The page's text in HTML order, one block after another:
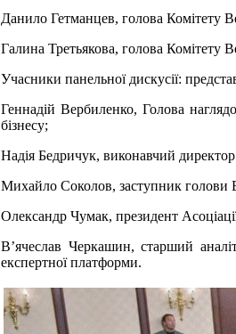
Данило Гетманцев, голова Комітету
Галина Третьякова, голова Комітету
Учасники панельної дискусії:
Геннадій Вербиленко, Голова
бізнесу;
Надія Бедричук, виконавчий директор
Михайло Соколов, заступник голови
Олександр Чумак, президент
В’ячеслав Черкашин, старший
експертної платформи.